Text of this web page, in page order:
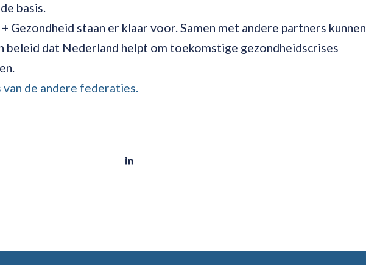
basis.
Gezondheid staan er klaar voor. Samen met andere partners kunnen
beleid dat Nederland helpt om toekomstige gezondheidscrises
de andere federaties.